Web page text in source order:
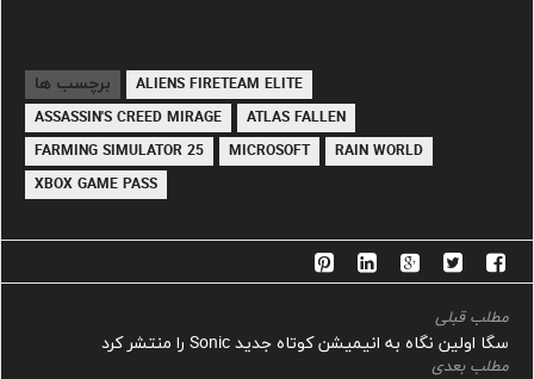
برچسب ها
ALIENS FIRETEAM ELITE
ASSASSIN'S CREED MIRAGE
ATLAS FALLEN
FARMING SIMULATOR 25
MICROSOFT
RAIN WORLD
XBOX GAME PASS
مطلب قبلی
سگا اولین نگاه به انیمیشن کوتاه جدید Sonic را منتشر کرد
مطلب بعدی